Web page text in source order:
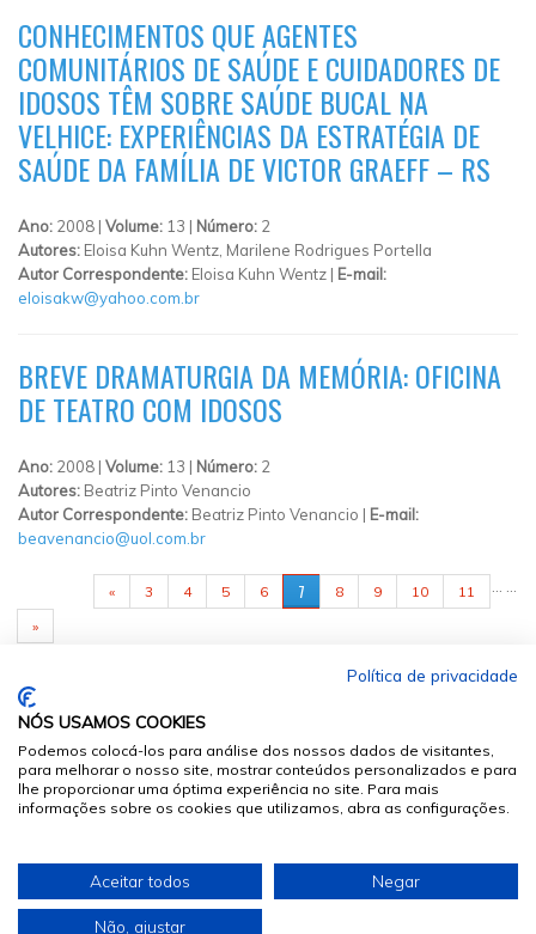
CONHECIMENTOS QUE AGENTES
COMUNITÁRIOS DE SAÚDE E CUIDADORES DE
IDOSOS TÊM SOBRE SAÚDE BUCAL NA
VELHICE: EXPERIÊNCIAS DA ESTRATÉGIA DE
SAÚDE DA FAMÍLIA DE VICTOR GRAEFF – RS
Ano: 2008 | Volume: 13 | Número: 2
Autores: Eloisa Kuhn Wentz, Marilene Rodrigues Portella
Autor Correspondente: Eloisa Kuhn Wentz | E-mail:
eloisakw@yahoo.com.br
BREVE DRAMATURGIA DA MEMÓRIA: OFICINA
DE TEATRO COM IDOSOS
Ano: 2008 | Volume: 13 | Número: 2
Autores: Beatriz Pinto Venancio
Autor Correspondente: Beatriz Pinto Venancio | E-mail:
beavenancio@uol.com.br
PÁGINAS
« 3 4 5 6 7 8 9 10 11
»
© 2026 Sumários.org
. Todos os Direitos Reservados
Desenvolvido por
Política de privacidade
NÓS USAMOS COOKIES
Podemos colocá-los para análise dos nossos dados de visitantes,
para melhorar o nosso site, mostrar conteúdos personalizados e para
lhe proporcionar uma óptima experiência no site. Para mais
informações sobre os cookies que utilizamos, abra as configurações.
Aceitar todos Negar
Não, ajustar